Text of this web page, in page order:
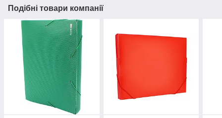
Подібні товари компанії